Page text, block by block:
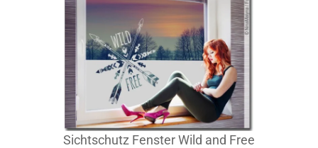
Sichtschutz Fenster Wild and Free